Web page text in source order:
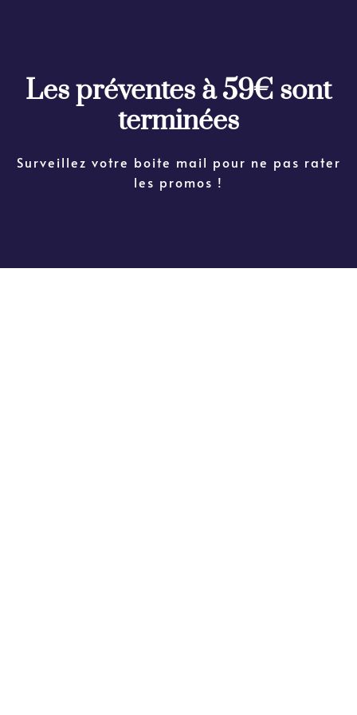
Les préventes à 59€ sont
terminées
Surveillez votre boite mail pour ne pas rater
les promos !